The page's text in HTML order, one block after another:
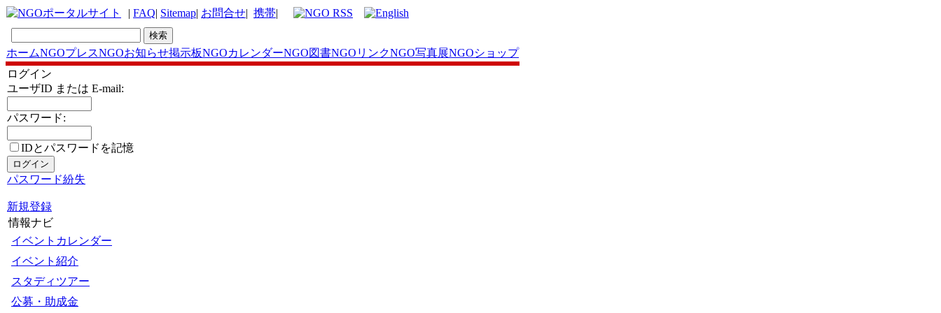
| FAQ| Sitemap| お問合せ| 携帯|
ホームNGOプレスNGOお知らせ掲示板NGOカレンダーNGO図書NGOリンクNGO写真展NGOショップ
ログイン
ユーザID または E-mail:
パスワード:
IDとパスワードを記憶
パスワード紛失
新規登録
情報ナビ
イベントカレンダー
イベント紹介
スタディツアー
公募・助成金